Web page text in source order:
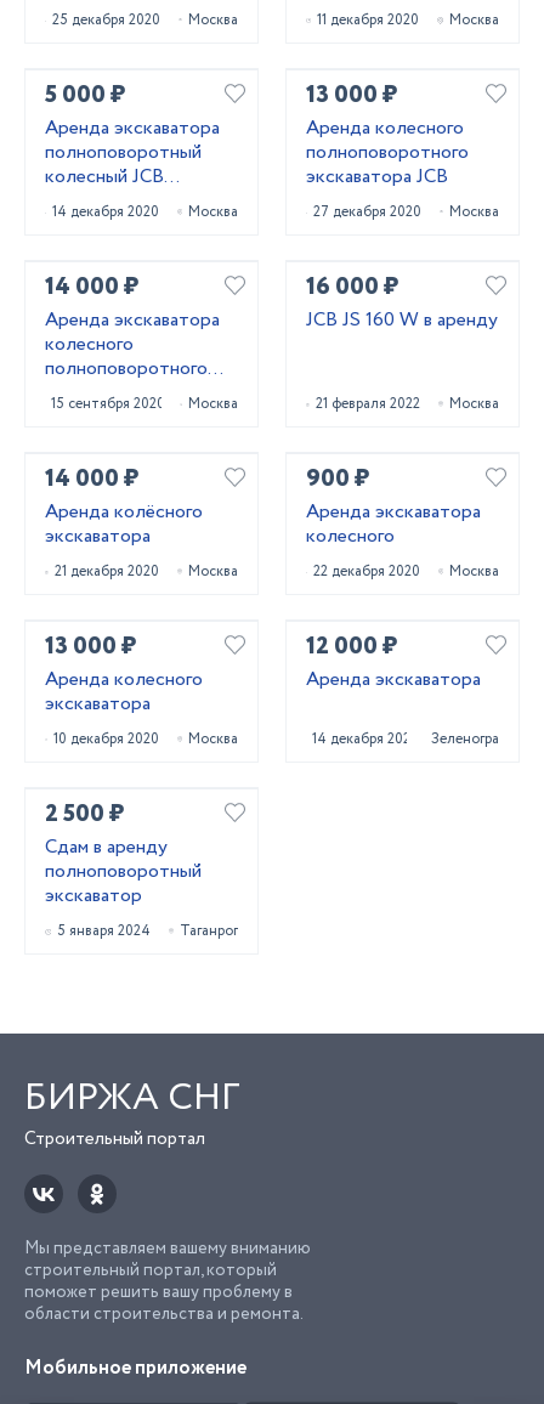
25 декабря 2020 Москва 11 декабря 2020 Москва
5 000 ₽
Аренда экскаватора
полноповоротный
колесный JCB
HYUNDAI
14 декабря 2020 Москва
13 000 ₽
Аренда колесного
полноповоротного
экскаватора JCB
27 декабря 2020 Москва
14 000 ₽
Аренда экскаватора
колесного
полноповоротного
HYUNDAI R140W-9S
15 сентября 2020 Москва
16 000 ₽
JCB JS 160 W в аренду
21 февраля 2022 Москва
14 000 ₽
Аренда колёсного
экскаватора
21 декабря 2020 Москва
900 ₽
Аренда экскаватора
колесного
22 декабря 2020 Москва
13 000 ₽
Аренда колесного
экскаватора
10 декабря 2020 Москва
12 000 ₽
Аренда экскаватора
14 декабря 2020 Зеленоград
2 500 ₽
Сдам в аренду
полноповоротный
экскаватор
5 января 2024 Таганрог
БИРЖА СНГ
Строительный портал
Мы представляем вашему вниманию
строительный портал, который
поможет решить вашу проблему в
области строительства и ремонта.
Мобильное приложение